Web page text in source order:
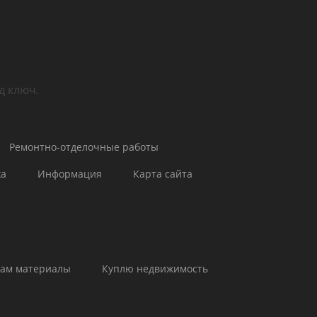
email)
email)
ключ.
Ремонтно-отделочные работы
Информация Карта сайта
материалы
Куплю недвижимость